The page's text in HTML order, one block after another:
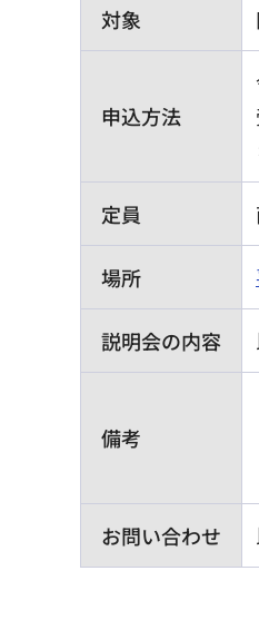
対象
申込方法
定員
場所
説明会の内容
備考
お問い合わせ